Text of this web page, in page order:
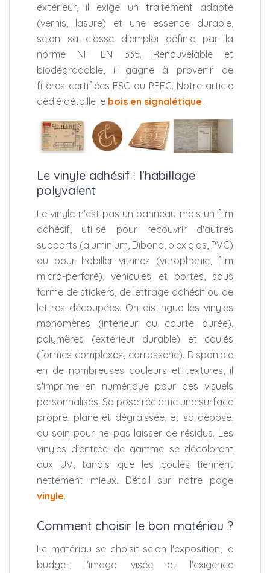
extérieur, il exige un traitement adapté
(vernis, lasure) et une essence durable,
selon sa classe d'emploi définie par la
norme NF EN 335. Renouvelable et
biodégradable, il gagne à provenir de
filières certifiées FSC ou PEFC. Notre article
dédié détaille le bois en signalétique.
Le vinyle adhésif : l'habillage
polyvalent
Le vinyle n'est pas un panneau mais un film
adhésif, utilisé pour recouvrir d'autres
supports (aluminium, Dibond, plexiglas, PVC)
ou pour habiller vitrines (vitrophanie, film
micro-perforé), véhicules et portes, sous
forme de stickers, de lettrage adhésif ou de
lettres découpées. On distingue les vinyles
monomères (intérieur ou courte durée),
polymères (extérieur durable) et coulés
(formes complexes, carrosserie). Disponible
en de nombreuses couleurs et textures, il
s'imprime en numérique pour des visuels
personnalisés. Sa pose réclame une surface
propre, plane et dégraissée, et sa dépose,
du soin pour ne pas laisser de résidus. Les
vinyles d'entrée de gamme se décolorent
aux UV, tandis que les coulés tiennent
nettement mieux. Détail sur notre page
vinyle.
Comment choisir le bon matériau ?
Le matériau se choisit selon l'exposition, le
budget, l'image visée et l'exigence